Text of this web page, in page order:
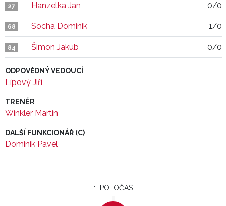
27 Hanzelka Jan 0/0
68 Socha Dominik 1/0
84 Šimon Jakub 0/0
ODPOVĚDNÝ VEDOUCÍ
Lípový Jiří
TRENÉR
Winkler Martin
DALŠÍ FUNKCIONÁŘ (C)
Dominik Pavel
1. POLOČAS